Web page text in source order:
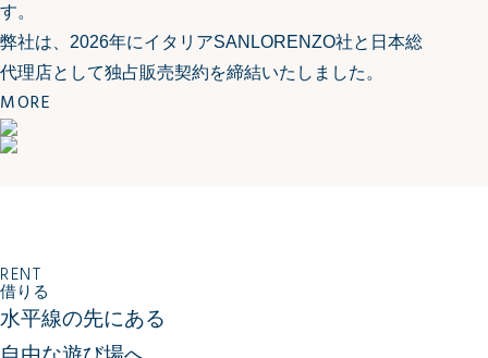
す。
弊社は、2026年にイタリアSANLORENZO社と日本総
代理店として独占販売契約を締結いたしました。
MORE
RENT
借りる
水平線の先にある